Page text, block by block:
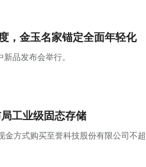
，金玉名家锚定全面年轻化
品发布会举行。
工业级固态存储
方式购买至誉科技股份有限公司不